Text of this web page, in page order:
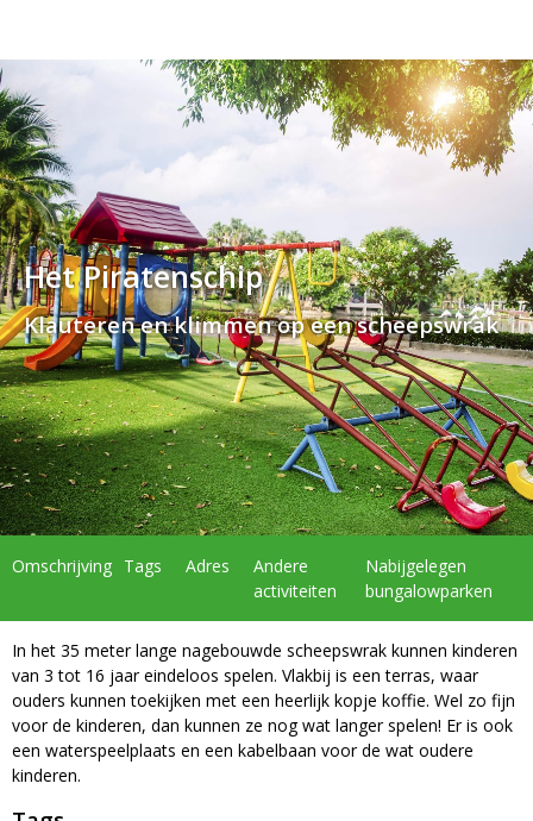
Het Piratenschip
Klauteren en klimmen op een scheepswrak
Omschrijving Tags Adres
Andere
activiteiten
Nabijgelegen
bungalowparken
In het 35 meter lange nagebouwde scheepswrak kunnen kinderen
van 3 tot 16 jaar eindeloos spelen. Vlakbij is een terras, waar
ouders kunnen toekijken met een heerlijk kopje koffie. Wel zo fijn
voor de kinderen, dan kunnen ze nog wat langer spelen! Er is ook
een waterspeelplaats en een kabelbaan voor de wat oudere
kinderen.